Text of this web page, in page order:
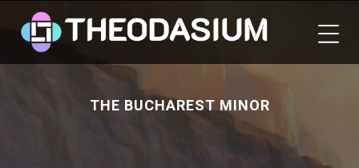
content
THE BUCHAREST MINOR